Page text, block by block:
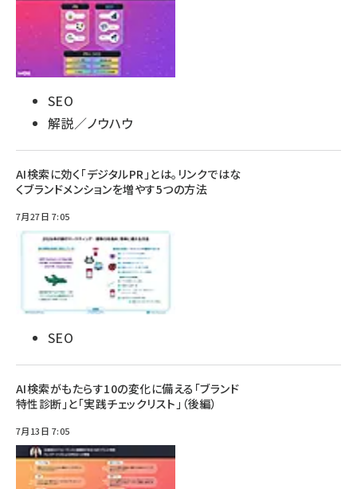
SEO
解説／ノウハウ
AI検索に効く「デジタルPR」とは。リンクではな
くブランドメンションを増やす5つの方法
7月27日 7:05
SEO
AI検索がもたらす10の変化に備える「ブランド
特性診断」と「実践チェックリスト」（後編）
7月13日 7:05